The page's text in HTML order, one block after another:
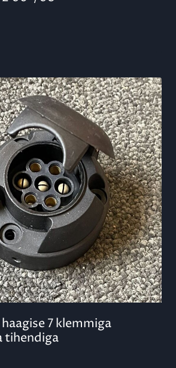
7 klemmiga
tihendiga